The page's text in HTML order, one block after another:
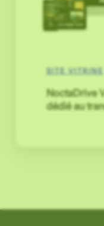
SITE VITRINE
NoctaDrive
dédié au